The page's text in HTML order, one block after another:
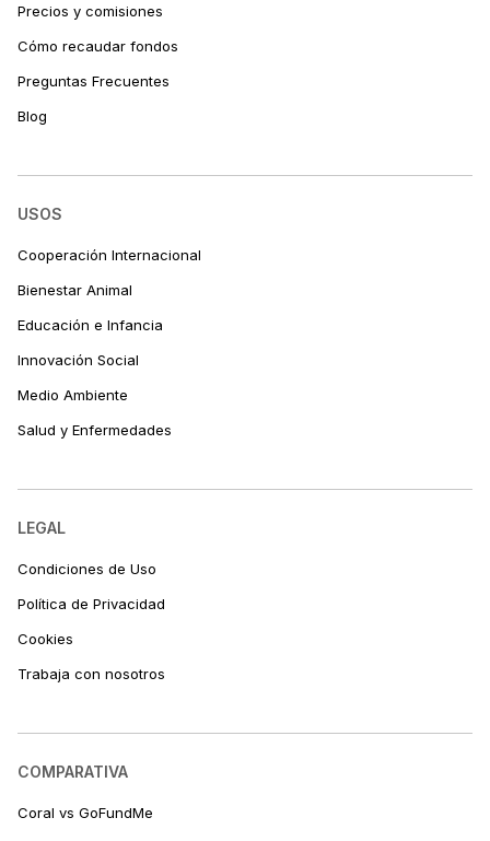
¡¡Si colaboráis con nosotras, podéis ayudar a muchos
animales con muy poco!!
Precios y comisiones
Cómo recaudar fondos
Preguntas Frecuentes
Blog
USOS
Cooperación Internacional
Bienestar Animal
Educación e Infancia
Innovación Social
Medio Ambiente
Salud y Enfermedades
LEGAL
Condiciones de Uso
Política de Privacidad
Cookies
Trabaja con nosotros
COMPARATIVA
Coral vs GoFundMe